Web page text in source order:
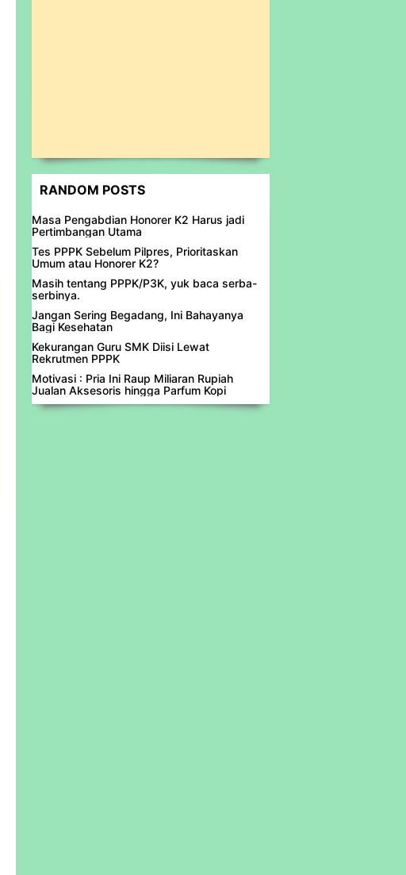
RANDOM POSTS
Masa Pengabdian Honorer K2 Harus jadi
Pertimbangan Utama
Tes PPPK Sebelum Pilpres, Prioritaskan
Umum atau Honorer K2?
Masih tentang PPPK/P3K, yuk baca serba-
serbinya.
Jangan Sering Begadang, Ini Bahayanya
Bagi Kesehatan
Kekurangan Guru SMK Diisi Lewat
Rekrutmen PPPK
Motivasi : Pria Ini Raup Miliaran Rupiah
Jualan Aksesoris hingga Parfum Kopi